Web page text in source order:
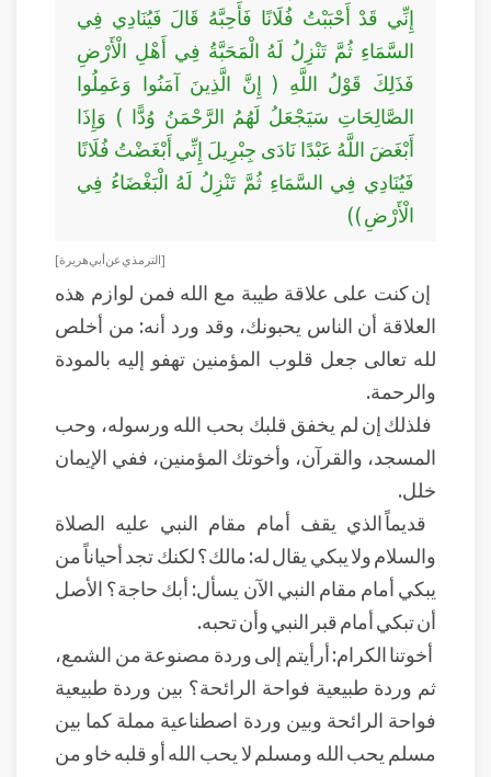
إِنِّي قَدْ أَحْبَبْتُ فُلَانًا فَأَحِبَّهُ قَالَ فَيُنَادِي فِي
السَّمَاءِ ثُمَّ تَنْزِلُ لَهُ الْمَحَبَّةُ فِي أَهْلِ الْأَرْضِ
فَذَلِكَ قَوْلُ اللَّهِ ( إِنَّ الَّذِينَ آمَنُوا وَعَمِلُوا
الصَّالِحَاتِ سَيَجْعَلُ لَهُمُ الرَّحْمَنُ وُدًّا ) وَإِذَا
أَبْغَضَ اللَّهُ عَبْدًا نَادَى جِبْرِيلَ إِنِّي أَبْغَضْتُ فُلَانًا
فَيُنَادِي فِي السَّمَاءِ ثُمَّ تَنْزِلُ لَهُ الْبَغْضَاءُ فِي
الْأَرْضِ ))
[الترمذي عن أبي هريرة]
إن كنت على علاقة طيبة مع الله فمن لوازم هذه
العلاقة أن الناس يحبونك، وقد ورد أنه: من أخلص
لله تعالى جعل قلوب المؤمنين تهفو إليه بالمودة
والرحمة.
فلذلك إن لم يخفق قلبك بحب الله ورسوله، وحب
المسجد، والقرآن، وأخوتك المؤمنين، ففي الإيمان
خلل.
قديماً الذي يقف أمام مقام النبي عليه الصلاة
والسلام ولا يبكي يقال له: مالك؟ لكنك تجد أحياناً من
يبكي أمام مقام النبي الآن يسأل: أبك حاجة؟ الأصل
أن تبكي أمام قبر النبي وأن تحبه.
أخوتنا الكرام: أرأيتم إلى وردة مصنوعة من الشمع،
ثم وردة طبيعية فواحة الرائحة؟ بين وردة طبيعية
فواحة الرائحة وبين وردة اصطناعية مملة كما بين
مسلم يحب الله ومسلم لا يحب الله أو قلبه خاو من